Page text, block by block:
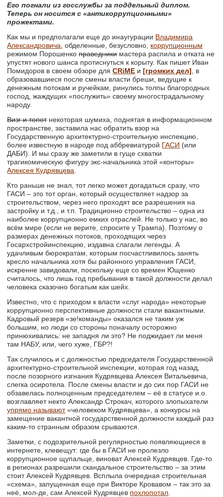
Его погнали из госслужбы за поддельный диплом.
Теперь он носится с «антикоррупционными»
прожектами.
Как мы и предполагали еще до инаугурации Владимира
Александровича , обделенные, безусловно, коррупционным
режимом Порошенкоправедникимастера распила и отката не
упустят нового шанса протиснуться к корыту. Как пишет Иван
Помидоров в своем обзоре дляCRiME и[громких дел] , в
образовавшиеся после смены власти бреши, ведущие к
денежным потокам и ручейкам, ринулись толпы благородных
господ, жаждущих «послужить» своему многострадальному
народу.
Визг и топотнекоторая шумиха, поднятая в информационном
пространстве, заставила нас обратить взор на
Государственную архитектурно-строительную инспекцию,
более известную в народе под аббревиатурой ГАСИ (или
ДАБИ). И мы сразу же заметили в гуще схватки
трагикомическую фигуру экс-начальника этой «конторы»
Алексея Кудрявцева
Кто раньше не знал, тот легко может догадаться сразу, что
ГАСИ – это тот орган, который осуществляет надзор за
строительством, через него проходят все разрешения на
застройку и т.д., и т.п. Традиционно строительство – одна из
наиболее коррупционно емких отраслей. Не только у нас, во
всём мире (если не верите, спросите у Трампа). Поэтому о
размерах денежных потоков, проходящих через
Госархстройинспекцию, издавна слагали легенды. А
удачливым бюрократам, которым посчастливилось занять
кресло начальника хотя бы районного управления ГАСИ,
искренне завидовали, поскольку еще со времен Ющенко
считалось, что лишь год пребывания в такой должности делал
человека сказочно богатым как шейх.
Известно, что с приходом к власти «слуг народа» некоторые
коррупционно перспективные должности стали вакантными.
Кадровый резерв «зе!команды» оказался не таким уж
большим, но люди со стороны поначалу осторожно
принюхивались: не западня ли это? Не поджидает ли меня
там НАБУ, или, чего хуже, ГБР?!
Так случилось и с должностью председателя Государственной
архитектурно-строительной инспекции, которая год назад,
после позорного изгнания Кудрявцева Алексея Витальевича,
слегка осиротела. После смены власти и до сих пор ГАСИ не
обзавелась полноценным председателем – её в статусе и.о.
возглавляет некто Александр Строкач, которого злопыхатели
упрямо называют«человеком Кудрявцева», а конкурсы на
замещение вакантной государственной должности каждый раз
каким-то странным образом срываются.
Заметки, с подозрительной регулярностью появляющиеся в
интернете, клевещут: где бы в ГАСИ не пролезло
коррупционное щупальце, виноват Алексей Кудрявцев. Где-то
в регионах разрешили скандальное строительство – за этим
стоит Алексей Кудрявцев. Всплыла очередная строительная
«схема», запущенная еще при Викторе Кровавом – так это за
неё, мол-де, сам Алексей Кудрявцев похлопотал